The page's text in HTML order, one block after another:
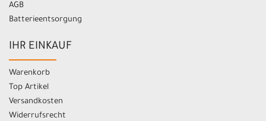
AGB
Batterieentsorgung
IHR EINKAUF
Warenkorb
Top Artikel
Versandkosten
Widerrufsrecht